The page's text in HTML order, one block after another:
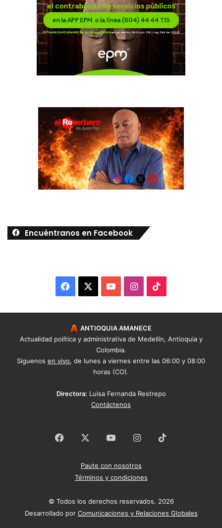
Encuéntranos en Facebook
Facebook YouTubeInstagram
ANTIOQUIA AMANECE
Actualidad política y administrativa de Medellín, Antioquia y
Colombia.
Síguenos en vivo, de lunes a viernes entre las 06:00 y 08:00
horas (CO).
Directora: Luisa Fernanda Restrepo
Contáctenos
Facebook YouTubeInstagram
Paute con nosotros
Términos y condiciones
© Todos los derechos reservados. 2026
Desarrollado por Comunicaciones y Relaciones Globales